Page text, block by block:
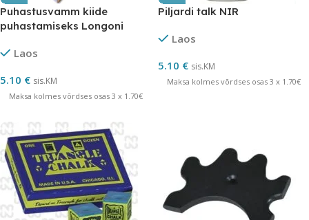
Puhastusvamm kiide
puhastamiseks Longoni
Laos
5.10 € sis.KM
Maksa kolmes võrdses osas 3 x 1.70€
Piljardi talk NIR
Laos
5.10 € sis.KM
Maksa kolmes võrdses osas 3 x 1.70€